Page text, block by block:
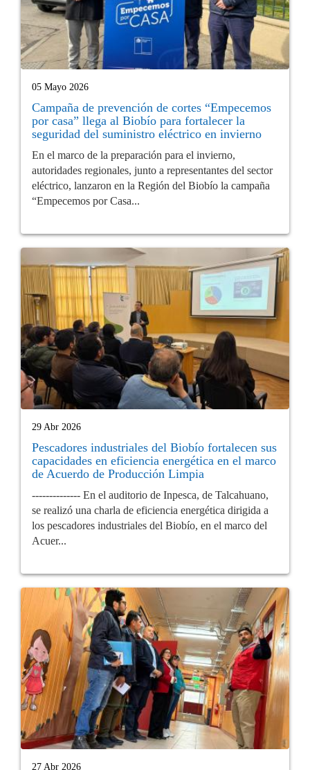
05 Mayo 2026
Campaña de prevención de cortes “Empecemos
por casa” llega al Biobío para fortalecer la
seguridad del suministro eléctrico en invierno
En el marco de la preparación para el invierno,
autoridades regionales, junto a representantes del sector
eléctrico, lanzaron en la Región del Biobío la campaña
“Empecemos por Casa...
29 Abr 2026
Pescadores industriales del Biobío fortalecen sus
capacidades en eficiencia energética en el marco
de Acuerdo de Producción Limpia
-------------- En el auditorio de Inpesca, de Talcahuano,
se realizó una charla de eficiencia energética dirigida a
los pescadores industriales del Biobío, en el marco del
Acuer...
27 Abr 2026